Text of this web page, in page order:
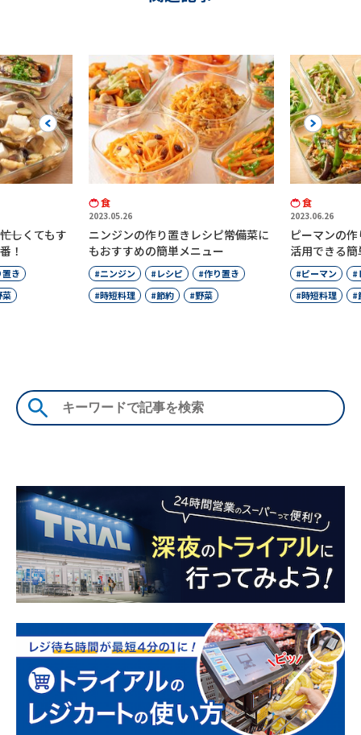
Previous
しくてもす
！
き
菜
食
2023.05.26
ニンジンの作り置きレシピ――常備菜に
もおすすめの簡単メニュー
ニンジン レシピ
作り置き
時短料理
節約 野菜
食
2023.06.26
ピーマンの作
活用できる
ピーマン
時短料理
Next